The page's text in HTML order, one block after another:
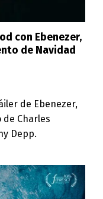
con Ebenezer,
de Navidad
de Ebenezer,
Charles
Depp.